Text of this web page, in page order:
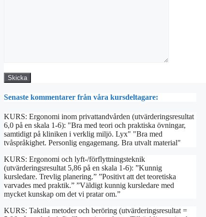
Senaste kommentarer från våra kursdeltagare:
KURS: Ergonomi inom privattandvården (utvärderingsresultat
6,0 på en skala 1-6): "Bra med teori och praktiska övningar,
samtidigt på kliniken i verklig miljö. Lyx" "Bra med
tvåspråkighet. Personlig engagemang. Bra utvalt material"
KURS: Ergonomi och lyft-/förflyttningsteknik
(utvärderingsresultat 5,86 på en skala 1-6): ”Kunnig
kursledare. Trevlig planering.” ”Positivt att det teoretiska
varvades med praktik.” ”Väldigt kunnig kursledare med
mycket kunskap om det vi pratar om.”
KURS: Taktila metoder och beröring (utvärderingsresultat =